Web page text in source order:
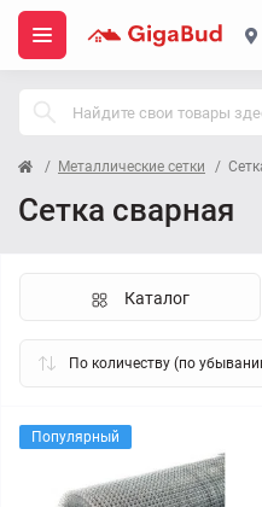
Металлические сетки
Сетка сварная
Каталог
Популярный